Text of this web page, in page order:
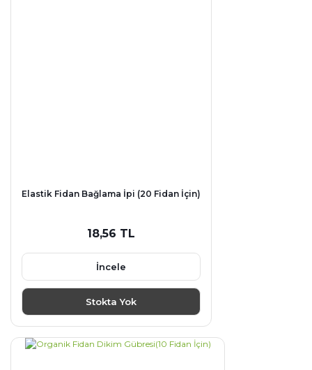
Elastik Fidan Bağlama İpi (20 Fidan İçin)
18,56 TL
İncele
Stokta Yok